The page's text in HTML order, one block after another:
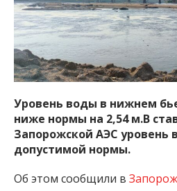
Уровень воды в нижнем
ниже нормы на 2,54 м.В
Запорожской АЭС уровень
допустимой нормы.
Об этом сообщили в